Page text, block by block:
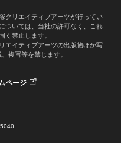
クリエイティブアーツが行ってい
ついては、当社の許可なく、これ
く禁止します。
エイティブアーツの出版物ほか写
複写等を禁じます。
ページ